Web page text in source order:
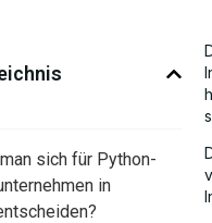
sich für Python-
in